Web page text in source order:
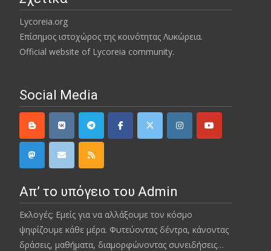
Lycoreia.org
Επίσημος ιστοχώρος της κοινότητας Λυκώρεια.
Official website of Lycoreia community.
Social Media
Απ’ το υπόγειο του Admin
Εκλογές; Εμείς για να αλλάξουμε τον κόσμο
ψηφίζουμε κάθε μέρα. Φυτεύοντας δέντρα, κάνοντας
δράσεις, μαθήματα, διαμορφώνοντας συνειδήσεις…